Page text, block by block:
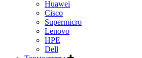
Huawei
Cisco
Supermicro
Lenovo
HPE
Dell